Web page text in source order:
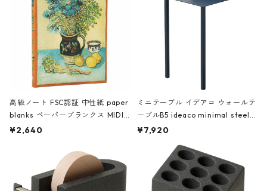
高級ノート FSC認証 中性紙 paper
blanks ペーパーブランクス MIDI
ハードカバー 罫線 ヴァン・ゴッホ
¥2,640
ミニテーブル イデアコ ウォールテ
ーブルB5 ideaco minimal steel f
urniture WALL Table B5 ネイビー
¥7,920